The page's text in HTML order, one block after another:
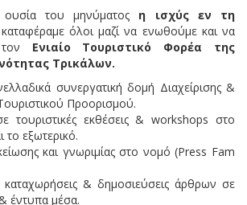
του μηνύματος η ισχύς εν τη
όλοι μαζί να ενωθούμε και να
Ενιαίο Τουριστικό Φορέα της
Τρικάλων.
συνεργατική δομή Διαχείρισης &
Προορισμού.
τουριστικές εκθέσεις & workshops στο
το εξωτερικό.
και γνωριμίας στο νομό (Press Fam
καταχωρήσεις & δημοσιεύσεις άρθρων σε
έντυπα μέσα.